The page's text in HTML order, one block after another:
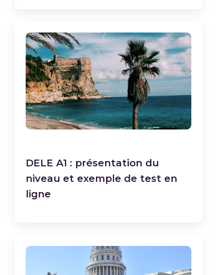
DELE A1 : présentation du
niveau et exemple de test en
ligne